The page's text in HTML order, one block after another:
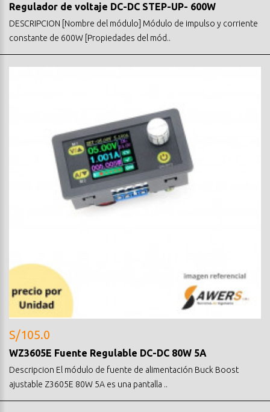
Regulador de voltaje DC-DC STEP-UP- 600W
DESCRIPCION [Nombre del módulo] Módulo de impulso y corriente
constante de 600W [Propiedades del mód..
S/105.0
WZ3605E Fuente Regulable DC-DC 80W 5A
Descripcion El módulo de fuente de alimentación Buck Boost
ajustable Z3605E 80W 5A es una pantalla ..